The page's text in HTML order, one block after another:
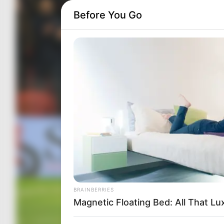
Before You Go
BRAINBERRIES
Magnetic Floating Bed: All That